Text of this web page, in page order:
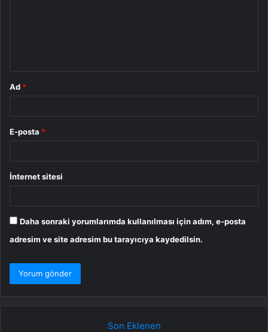
Ad *
E-posta *
İnternet sitesi
Daha sonraki yorumlarımda kullanılması için adım, e-posta
adresim ve site adresim bu tarayıcıya kaydedilsin.
Son Eklenen